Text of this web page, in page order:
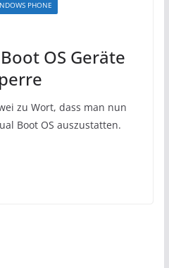
PHONE
OS Geräte
zu Wort, dass man nun
Boot OS auszustatten.